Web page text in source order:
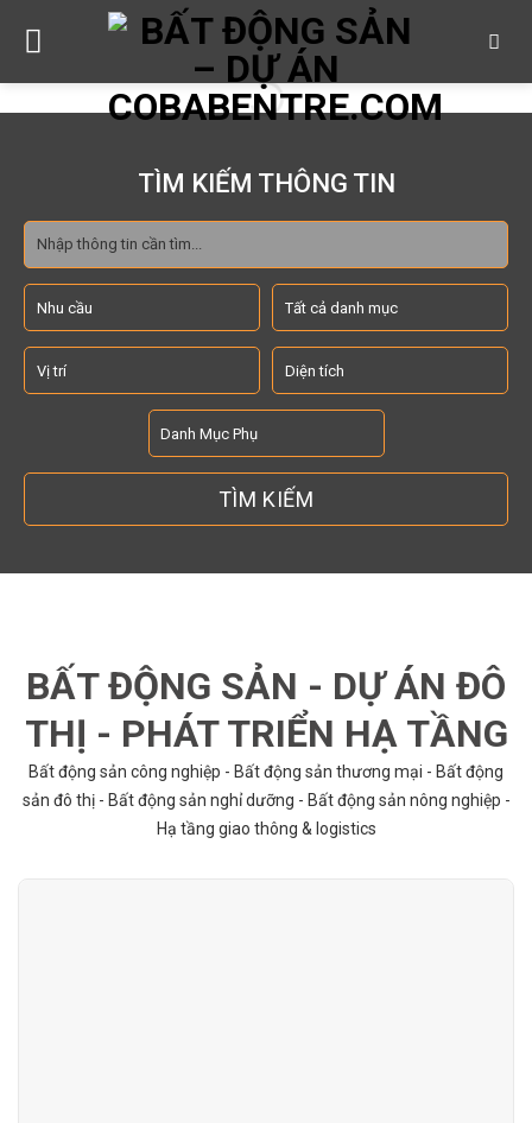
TÌM KIẾM THÔNG TIN
BẤT ĐỘNG SẢN - DỰ ÁN ĐÔ
THỊ - PHÁT TRIỂN HẠ TẦNG
Bất động sản công nghiệp - Bất động sản thương mại - Bất động
sản đô thị - Bất động sản nghỉ dưỡng - Bất động sản nông nghiệp -
Hạ tầng giao thông & logistics